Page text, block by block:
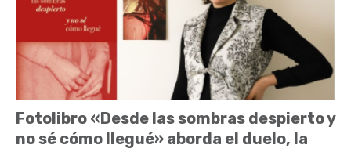
Fotolibro «Desde las sombras despierto y
no sé cómo llegué» aborda el duelo, la